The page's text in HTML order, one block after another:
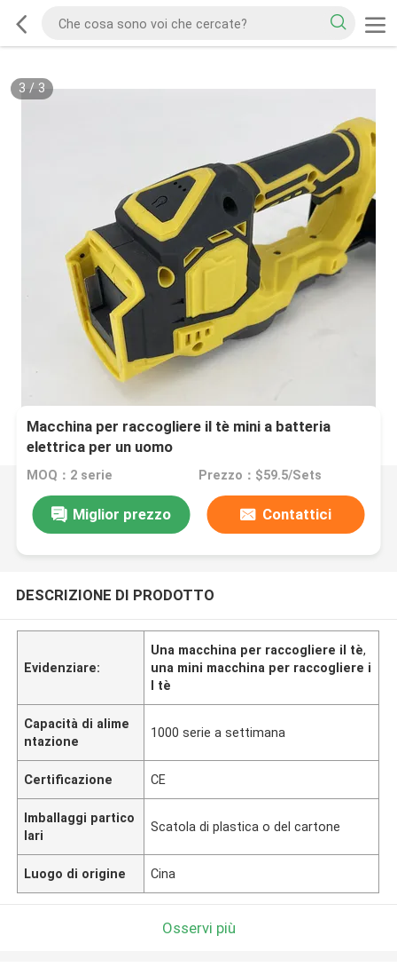
3 / 3
Macchina per raccogliere il tè mini a batteria
elettrica per un uomo
MOQ：2 serie Prezzo：$59.5/Sets
Miglior prezzo Contattici
DESCRIZIONE DI PRODOTTO
Evidenziare:
Una macchina per raccogliere il tè,
una mini macchina per raccogliere i
l tè
Capacità di alime
ntazione
1000 serie a settimana
Certificazione CE
Imballaggi partico
lari
Scatola di plastica o del cartone
Luogo di origine Cina
Osservi più